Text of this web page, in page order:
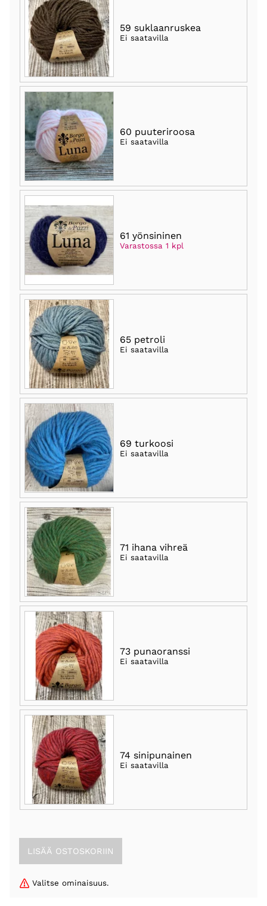
59 suklaanruskea
Ei saatavilla
60 puuteriroosa
Ei saatavilla
61 yönsininen
Varastossa 1 kpl
65 petroli
Ei saatavilla
69 turkoosi
Ei saatavilla
71 ihana vihreä
Ei saatavilla
73 punaoranssi
Ei saatavilla
74 sinipunainen
Ei saatavilla
Valitse ominaisuus.